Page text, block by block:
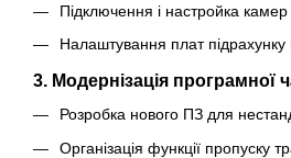
Підключення і настройка
Налаштування плат підрахунку
3. Модернізація програмної
Розробка нового ПЗ для
Організація функції пропуску